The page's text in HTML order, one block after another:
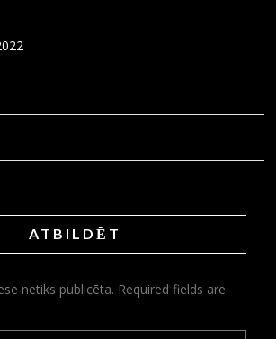
ATBILDĒT
netiks publicēta. Required fields are